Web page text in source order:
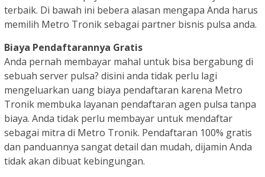
terbaik. Di bawah ini bebera alasan mengapa Anda harus
memilih Metro Tronik sebagai partner bisnis pulsa anda.
Biaya Pendaftarannya Gratis
Anda pernah membayar mahal untuk bisa bergabung di
sebuah server pulsa? disini anda tidak perlu lagi
mengeluarkan uang biaya pendaftaran karena Metro
Tronik membuka layanan pendaftaran agen pulsa tanpa
biaya. Anda tidak perlu membayar untuk mendaftar
sebagai mitra di Metro Tronik. Pendaftaran 100% gratis
dan panduannya sangat detail dan mudah, dijamin Anda
tidak akan dibuat kebingungan.